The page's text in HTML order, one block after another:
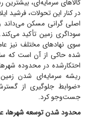
کالا‌های سرمایه‌ای،
در کنار این تحولات، فرشید
اصلی گرانی مسکن می‌داند
سوداگری زمین تأکید
سوی نهاد‌های مختلف نیز
احتکارشده در محدوده
ریشه سرمایه‌ای شدن
«ضوابط جلوگیری از
جست‌و‌جو کرد.
محدود شدن توسعه شهرها،